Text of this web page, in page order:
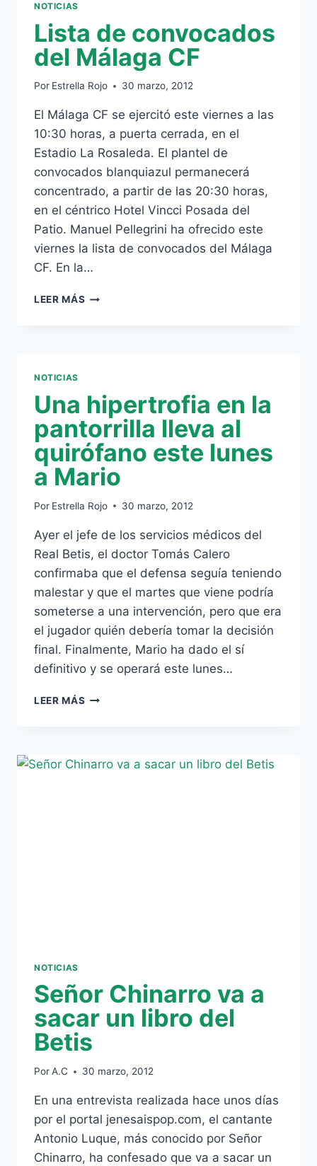
Y
EN
EL
TRABAJO
DIARIO»
NOTICIAS
Lista de convocados
del Málaga CF
Por Estrella Rojo 30 marzo, 2012
El Málaga CF se ejercitó este viernes a las
10:30 horas, a puerta cerrada, en el
Estadio La Rosaleda. El plantel de
convocados blanquiazul permanecerá
concentrado, a partir de las 20:30 horas,
en el céntrico Hotel Vincci Posada del
Patio. Manuel Pellegrini ha ofrecido este
viernes la lista de convocados del Málaga
CF. En la…
LEER MÁS LISTA
NOTICIAS
Una hipertrofia en la
pantorrilla lleva al
quirófano este lunes
a Mario
Por Estrella Rojo 30 marzo, 2012
Ayer el jefe de los servicios médicos del
Real Betis, el doctor Tomás Calero
confirmaba que el defensa seguía teniendo
malestar y que el martes que viene podría
someterse a una intervención, pero que era
el jugador quién debería tomar la decisión
final. Finalmente, Mario ha dado el sí
definitivo y se operará este lunes…
LEER MÁS UNA
LLEVA
NOTICIAS
Señor Chinarro va a
sacar un libro del
Betis
PorA.C 30 marzo, 2012
En una entrevista realizada hace unos días
por el portal jenesaispop.com, el cantante
Antonio Luque, más conocido por Señor
Chinarro, ha confesado que va a sacar un